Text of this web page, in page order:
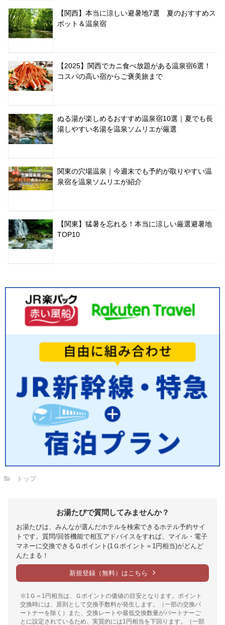
【関西】本当に涼しい避暑地7選 夏のおすすめス
ポット＆温泉宿
【2025】関西でカニ食べ放題がある温泉宿6選！
コスパの高い宿からご褒美旅まで
ぬる湯が楽しめるおすすめ温泉宿10選｜夏でも長
湯しやすい名湯を温泉ソムリエが厳選
関東の穴場温泉｜今週末でも予約が取りやすい温
泉宿を温泉ソムリエが紹介
【関東】猛暑を忘れる！本当に涼しい厳選避暑地
TOP10
トップ
お湯たびで質問してみませんか？
お湯たびは、みんなが選んだホテルを検索できるホテル予約サイ
トです。質問/回答機能で相互アドバイスをすれば、マイル・電子
マネーに交換できるＧポイント(1Ｇポイント＝1円相当)がどんど
んたまる！
新規登録（無料）はこちら
※1Ｇ＝1円相当は、Ｇポイントの価値の目安となります。ポイント
交換時には、原則として交換手数料が発生します。（一部の交換パ
ートナーを除く）また、交換レートや最低交換数量がパートナーご
とに設定されているため、実質的には1円相当を下回ります。（一部